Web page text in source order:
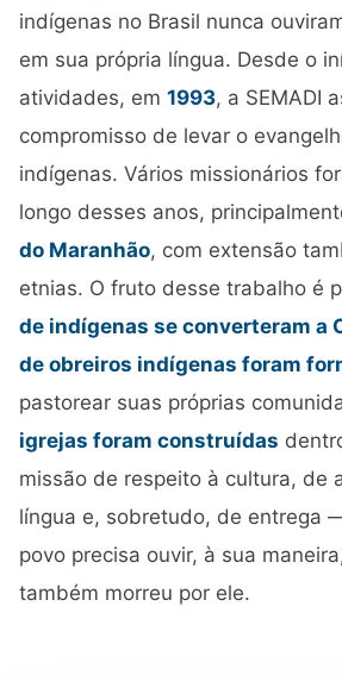
indígenas no Brasil nunca
em sua própria língua. Desde o
atividades, em 1993, a SEMADI
compromisso de levar o
indígenas. Vários missionários
longo desses anos,
do Maranhão, com extensão
etnias. O fruto desse trabalho é
de indígenas se converteram a
de obreiros indígenas foram
pastorear suas próprias
igrejas foram construídas
missão de respeito à cultura, de
língua e, sobretudo, de entrega
povo precisa ouvir, à sua
também morreu por ele.